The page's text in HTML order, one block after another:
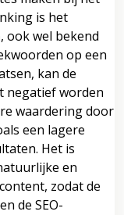
is het
ook wel bekend
op een
kan de
negatief worden
waardering door
een lagere
Het is
en
zodat de
de SEO-